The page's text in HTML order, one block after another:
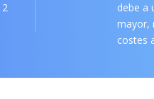
debe a
mayor,
costes